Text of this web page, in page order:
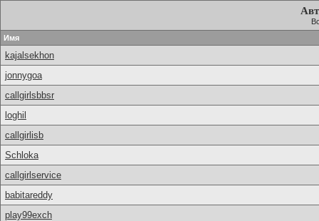
Имя
kajalsekhon
jonnygoa
callgirlsbbsr
loghil
callgirlisb
Schloka
callgirlservice
babitareddy
play99exch